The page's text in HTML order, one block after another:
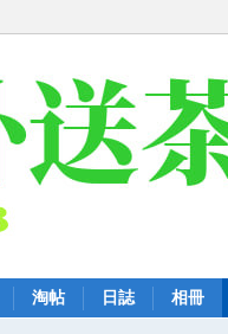
淘帖 日誌 相冊